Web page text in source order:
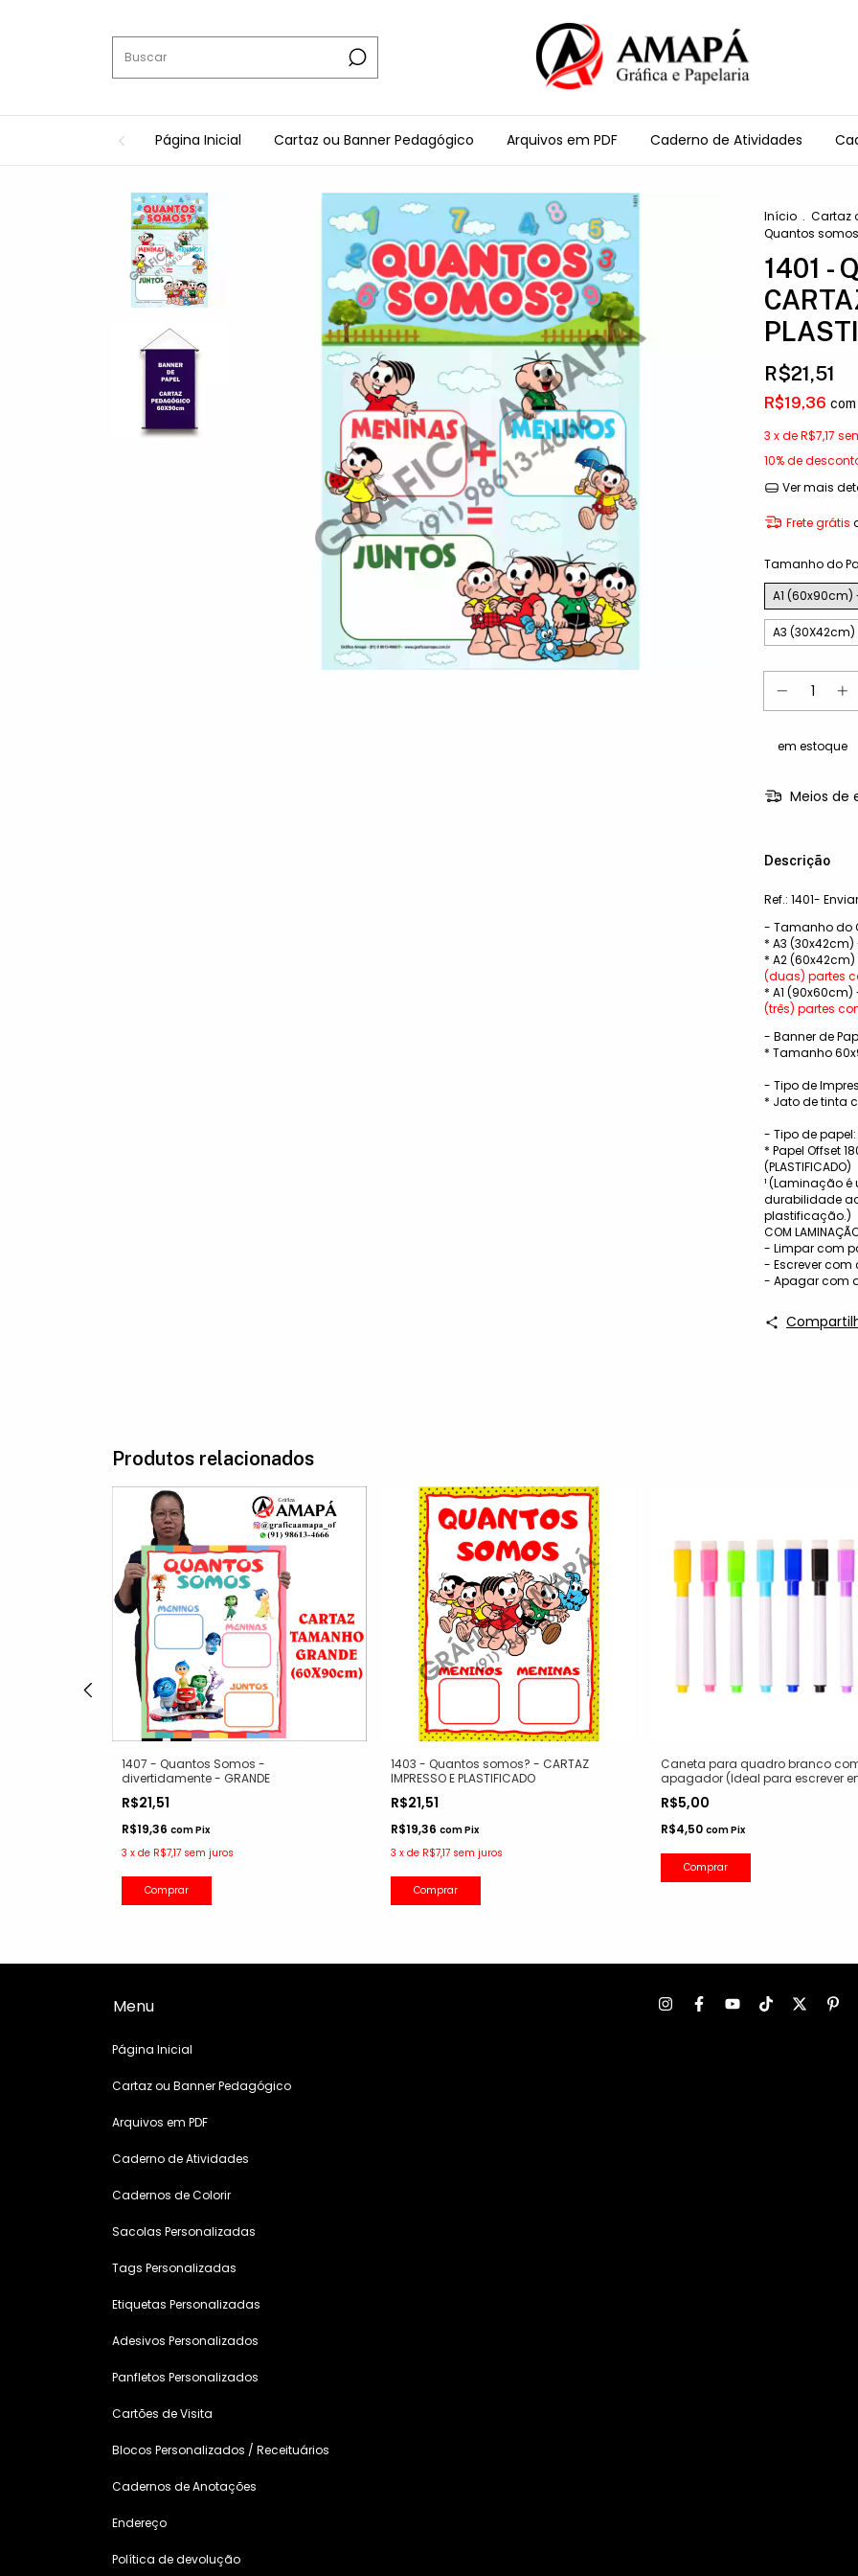
Página Inicial Cartaz ou Banner Pedagógico Arquivos em PDF Caderno de Atividades
Início . Cartaz
Quantos somos?
1401 -
R$21,51
R$19,36 com
3 x deR$7,17
10% de
Ver mais
Frete grátis
Tamanho do
A1 (60x90cm)
A3 (30X42cm)
em estoque
Meios de
Descrição
Ref.: 1401-
- Tamanho do
* A3 (30x42cm) -
* A2 (60x42cm)
(duas) partes
* A1 (90x60cm)
(três) partes
- Banner de
* Tamanho
- Tipo de
* Jato de tinta
- Tipo de papel:
* Papel Offset
(PLASTIFICADO)
¹ (Laminação
durabilidade
plastificação.)
COM
- Limpar com
- Escrever
- Apagar com
Produtos relacionados
1407 - Quantos Somos -
divertidamente - GRANDE
R$21,51
R$19,36 comPix
3 x de R$7,17 sem juros
1403 - Quantos somos? - CARTAZ
IMPRESSO E PLASTIFICADO
R$21,51
R$19,36comPix
3 xde R$7,17 sem juros
Comprar
Caneta para quadro branco
apagador (Ideal para escrever
R$5,00
R$4,50 comPix
Comprar
Menu
Página Inicial
Cartaz ou Banner Pedagógico
Arquivos em PDF
Caderno de Atividades
Cadernos de Colorir
Sacolas Personalizadas
Tags Personalizadas
Etiquetas Personalizadas
Adesivos Personalizados
Panfletos Personalizados
Cartões de Visita
Blocos Personalizados / Receituários
Cadernos de Anotações
Endereço
Política de devolução